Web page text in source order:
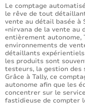
Le comptage
le rêve de tout
vente au détail basée à
«nirvana de la vente au
entièrement autonome,
environnements de
détaillants
les produits sont
testeurs, la gestion
Grâce à Tally, ce
autonome afin que les
concentrer sur le
fastidieuse de compter